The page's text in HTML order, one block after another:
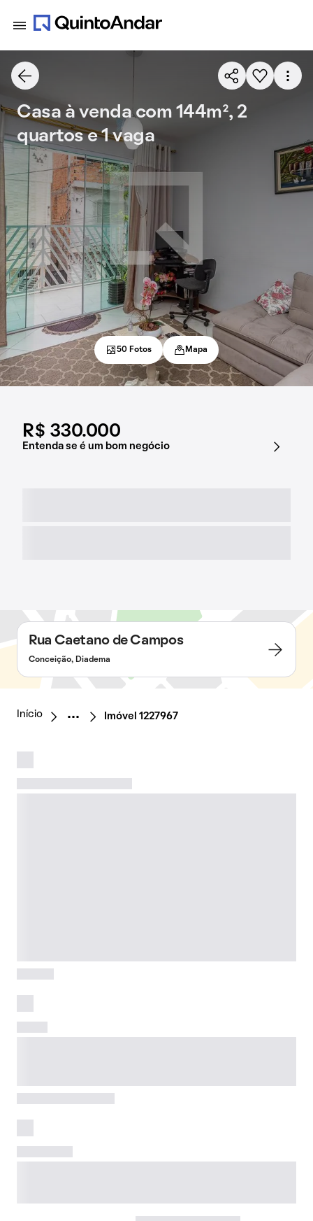
R$ 330.000
Entenda se é um bom negócio
Casa à venda com 144m², 2
quartos e 1 vaga
50 Fotos Mapa
Rua Caetano de Campos
Conceição, Diadema
Início Imóvel 1227967